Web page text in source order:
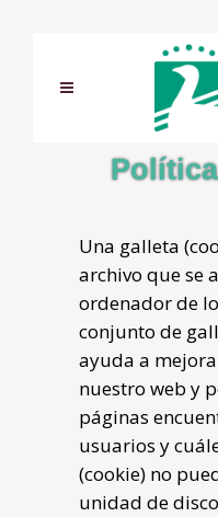
Una galleta
archivo que se
ordenador de
conjunto de
ayuda a
nuestro web y
páginas
usuarios y
(cookie) no
unidad de